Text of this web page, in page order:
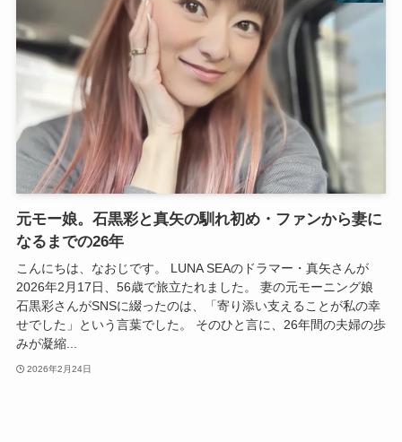
元モー娘。石黒彩と真矢の馴れ初め・ファンから妻に
なるまでの26年
こんにちは、なおじです。 LUNA SEAのドラマー・真矢さんが
2026年2月17日、56歳で旅立たれました。 妻の元モーニング娘
石黒彩さんがSNSに綴ったのは、「寄り添い支えることが私の幸
せでした」という言葉でした。 そのひと言に、26年間の夫婦の歩
みが凝縮...
2026年2月24日